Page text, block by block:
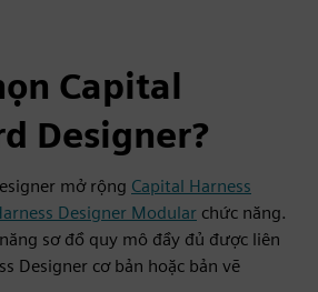
Capital
Designer?
mở rộng Capital Harness
Designer Modular chức năng.
sơ đồ quy mô đầy đủ được liên
Designer cơ bản hoặc bản vẽ